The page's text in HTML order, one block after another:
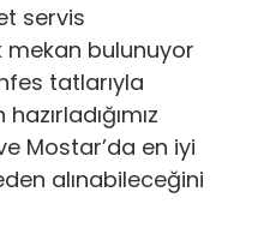
servis
bulunuyor
tatlarıyla
Mostar’da en iyi
alınabileceğini